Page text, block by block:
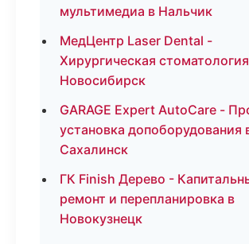
мультимедиа в Нальчик
МедЦентр Laser Dental -
Хирургическая
Новосибирск
GARAGE Expert AutoCare -
установка
Сахалинск
ГК Finish Дерево -
ремонт и перепланировка в
Новокузнецк